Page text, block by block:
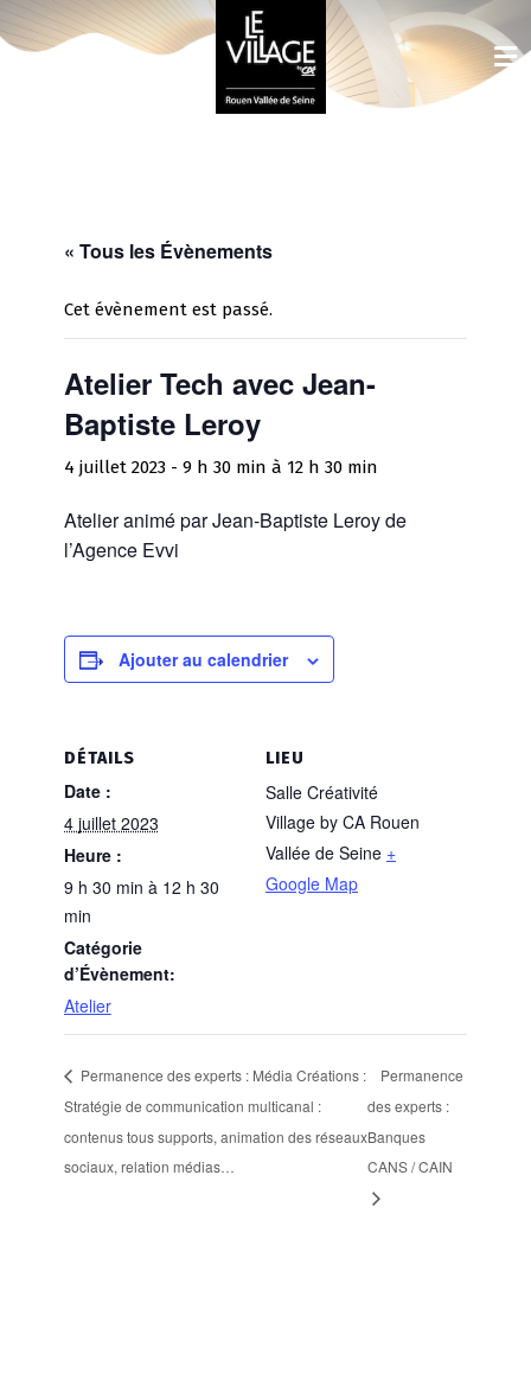
« Tous les Évènements
Cet évènement est passé.
Atelier Tech avec Jean-
Baptiste Leroy
4 juillet 2023 - 9 h 30 min à 12 h 30 min
Atelier animé par Jean-Baptiste Leroy de
l’Agence Evvi
Ajouter au calendrier
DÉTAILS
Date :
4 juillet 2023
Heure :
9 h 30 min à 12 h 30
min
Catégorie
d’Évènement:
Atelier
LIEU
Salle Créativité
Village by CA Rouen
Vallée de Seine +
Google Map
Permanence des experts : Média Créations :
Stratégie de communication multicanal :
contenus tous supports, animation des réseaux
sociaux, relation médias…
Permanence
des experts :
Banques
CANS / CAIN